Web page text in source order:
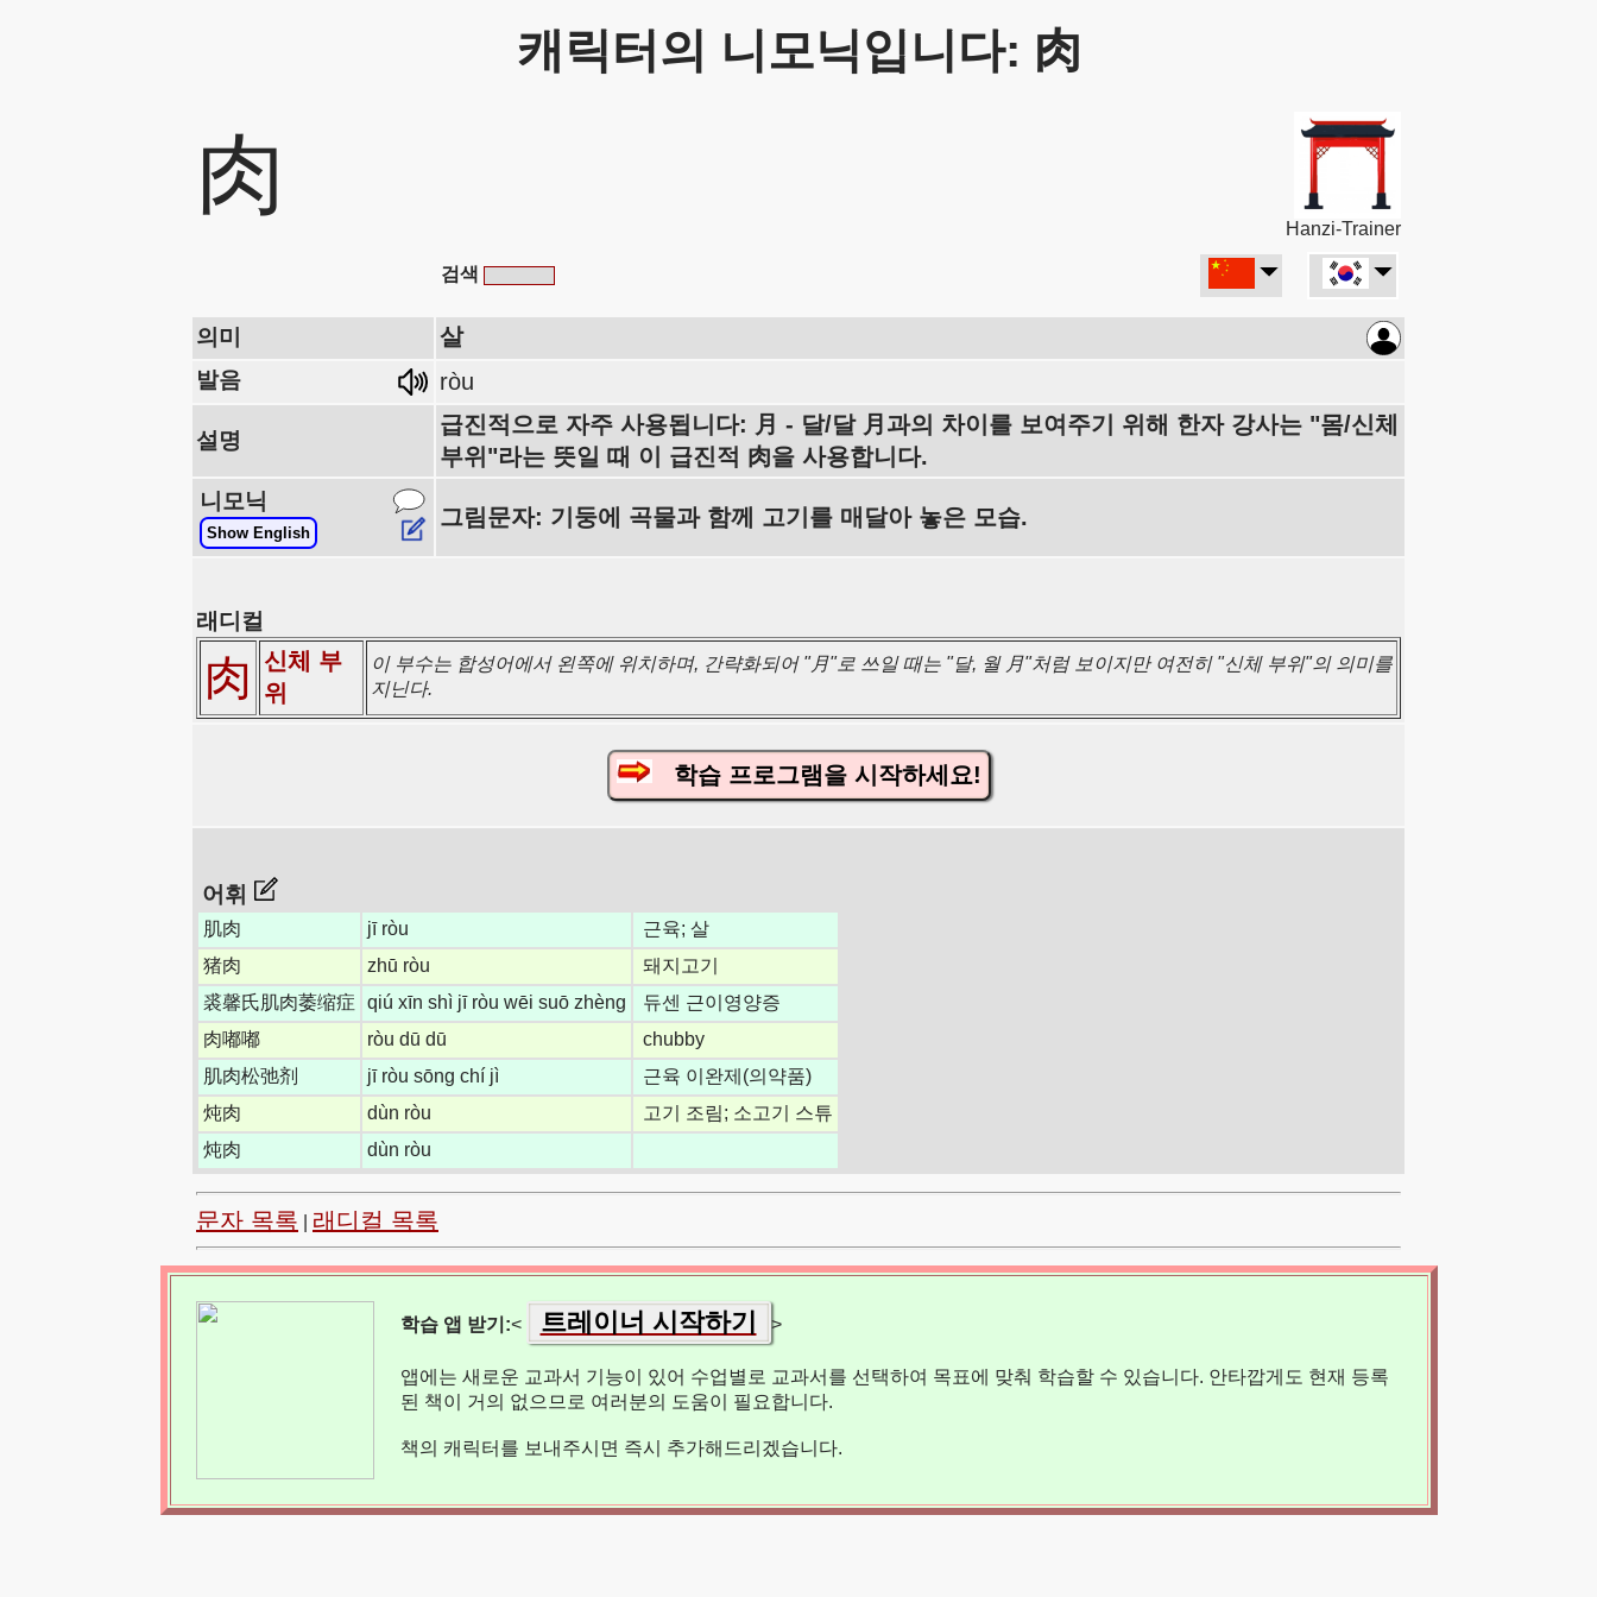
캐릭터의 니모닉입니다: 肉
肉
Hanzi-Trainer
검색
의미 살
발음 ròu
설명
급진적으로 자주 사용됩니다: 月 - 달/달 月과의 차이를 보여주기 위해 한자 강사는 "몸/신체
부위"라는 뜻일 때 이 급진적 肉을 사용합니다.
니모닉
Show English
그림문자: 기둥에 곡물과 함께 고기를 매달아 놓은 모습.
래디컬
肉
신체 부
위
이 부수는 합성어에서 왼쪽에 위치하며, 간략화되어 "月"로 쓰일 때는 "달, 월 月"처럼 보이지만 여전히 "신체 부위"의 의미를
지닌다.
학습 프로그램을 시작하세요!
어휘
肌肉 jī ròu
근육; 살
猪肉
zhū ròu
돼지고기
裘馨氏肌肉萎缩症
qiú xīn shì jī ròu wēi suō zhèng
듀센 근이영양증
肉嘟嘟
ròu dū dū
chubby
肌肉松弛剂
jī ròu sōng chí jì
근육 이완제(의약품)
炖肉
dùn ròu
고기 조림; 소고기 스튜
炖肉
dùn ròu
문자 목록 래디컬 목록
학습 앱 받기:< 트레이너 시작하기 >
앱에는 새로운 교과서 기능이 있어 수업별로 교과서를 선택하여 목표에 맞춰 학습할 수 있습니다. 안타깝게도 현재 등록
된 책이 거의 없으므로 여러분의 도움이 필요합니다.
책의 캐릭터를 보내주시면 즉시 추가해드리겠습니다.